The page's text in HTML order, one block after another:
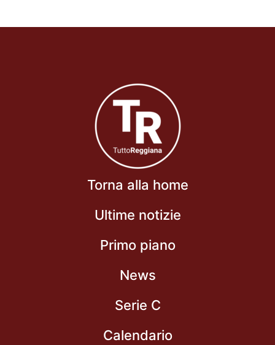
Torna alla home
Ultime notizie
Primo piano
News
Serie C
Calendario